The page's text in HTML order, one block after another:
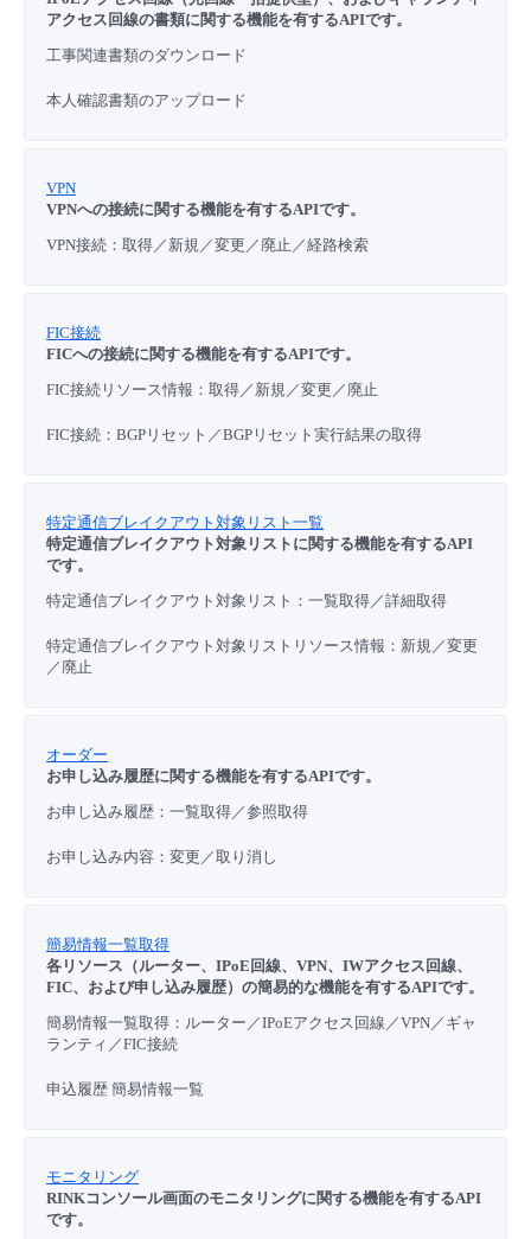
アクセス回線の書類に関する機能を有するAPIです。
工事関連書類のダウンロード
本人確認書類のアップロード
VPN
VPNへの接続に関する機能を有するAPIです。
VPN接続：取得／新規／変更／廃止／経路検索
FIC接続
FICへの接続に関する機能を有するAPIです。
FIC接続リソース情報：取得／新規／変更／廃止
FIC接続：BGPリセット／BGPリセット実行結果の取得
特定通信ブレイクアウト対象リスト一覧
特定通信ブレイクアウト対象リストに関する機能を有するAPI
です。
特定通信ブレイクアウト対象リスト：一覧取得／詳細取得
特定通信ブレイクアウト対象リストリソース情報：新規／変更
／廃止
オーダー
お申し込み履歴に関する機能を有するAPIです。
お申し込み履歴：一覧取得／参照取得
お申し込み内容：変更／取り消し
簡易情報一覧取得
各リソース（ルーター、IPoE回線、VPN、IWアクセス回線、
FIC、および申し込み履歴）の簡易的な機能を有するAPIです。
簡易情報一覧取得：ルーター／IPoEアクセス回線／VPN／ギャ
ランティ／FIC接続
申込履歴 簡易情報一覧
モニタリング
RINKコンソール画面のモニタリングに関する機能を有するAPI
です。